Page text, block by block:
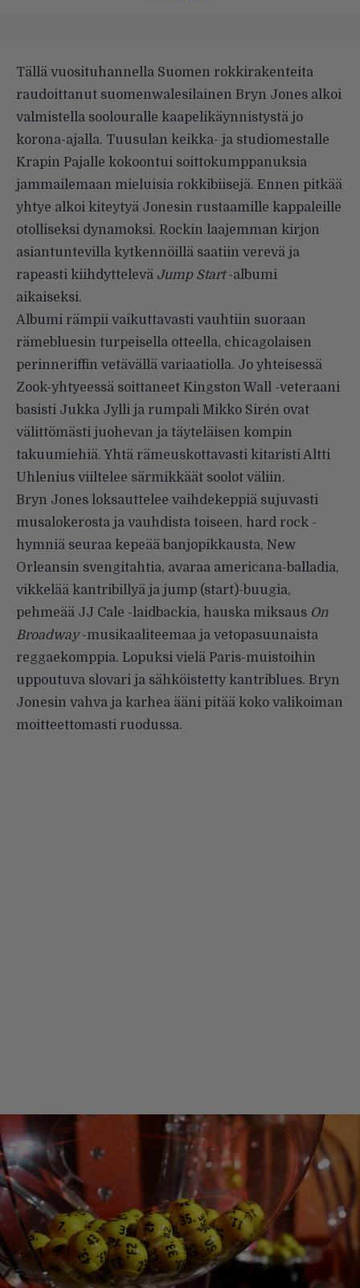
Tällä vuosituhannella Suomen rokkirakenteita
raudoittanut suomenwalesilainen Bryn Jones alkoi
valmistella soolouralle kaapelikäynnistystä jo
korona-ajalla. Tuusulan keikka- ja studiomestalle
Krapin Pajalle kokoontui soittokumppanuksia
jammailemaan mieluisia rokkibiisejä. Ennen pitkää
yhtye alkoi kiteytyä Jonesin rustaamille kappaleille
otolliseksi dynamoksi. Rockin laajemman kirjon
asiantuntevilla kytkennöillä saatiin verevä ja
rapeasti kiihdyttelevä Jump Start-albumi
aikaiseksi.
Albumi rämpii vaikuttavasti vauhtiin suoraan
rämebluesin turpeisella otteella, chicagolaisen
perinneriffin vetävällä variaatiolla. Jo yhteisessä
Zook-yhtyeessä soittaneet Kingston Wall -veteraani
basisti Jukka Jylli ja rumpali Mikko Sirén ovat
välittömästi juohevan ja täyteläisen kompin
takuumiehiä. Yhtä rämeuskottavasti kitaristi Altti
Uhlenius viiltelee särmikkäät soolot väliin.
Bryn Jones loksauttelee vaihdekeppiä sujuvasti
musalokerosta ja vauhdista toiseen, hard rock -
hymniä seuraa kepeää banjopikkausta, New
Orleansin svengitahtia, avaraa americana-balladia,
vikkelää kantribillyä ja jump (start)-buugia,
pehmeää JJ Cale -laidbackia, hauska miksaus On
Broadway-musikaaliteemaa ja vetopasuunaista
reggaekomppia. Lopuksi vielä Paris-muistoihin
uppoutuva slovari ja sähköistetty kantriblues. Bryn
Jonesin vahva ja karhea ääni pitää koko valikoiman
moitteettomasti ruodussa.